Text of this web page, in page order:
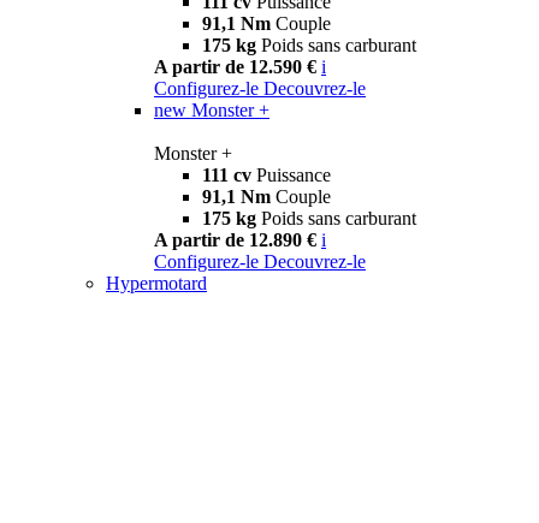
91,1 Nm Couple
175 kg Poids sans carburant
A partir de 12.590 € i
Configurez-le Decouvrez-le
new Monster +
Monster +
111 cv Puissance
91,1 Nm Couple
175 kg Poids sans carburant
A partir de 12.890 € i
Configurez-le Decouvrez-le
Hypermotard